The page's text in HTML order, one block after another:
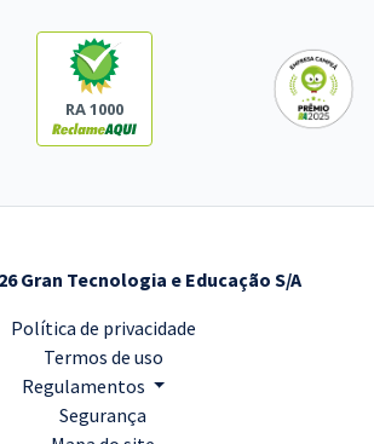
RA 1000
Gran Tecnologia e Educação S/A
Política de privacidade
Termos de uso
Regulamentos
Segurança